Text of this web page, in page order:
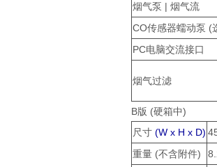
烟气泵 | 烟气流
CO传感器蠕动泵 (
PC电脑交流接口
烟气过滤
B版 (硬箱中)
尺寸 (W x H x D)
重量 (不含附件)